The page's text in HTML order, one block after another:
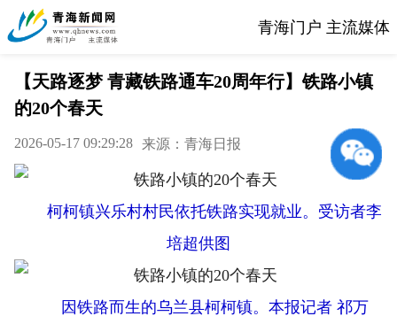
青海门户 主流媒体
【天路逐梦 青藏铁路通车20周年行】铁路小镇
的20个春天
2026-05-17 09:29:28 来源：青海日报
柯柯镇兴乐村村民依托铁路实现就业。受访者李
培超供图
因铁路而生的乌兰县柯柯镇。本报记者 祁万